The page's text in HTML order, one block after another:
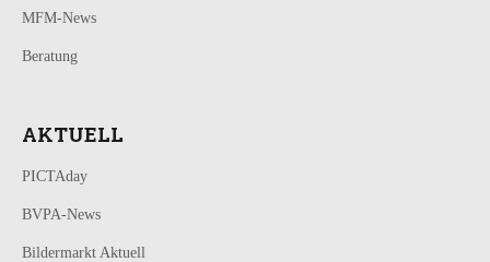
MFM-News
Beratung
AKTUELL
PICTAday
BVPA-News
Bildermarkt Aktuell